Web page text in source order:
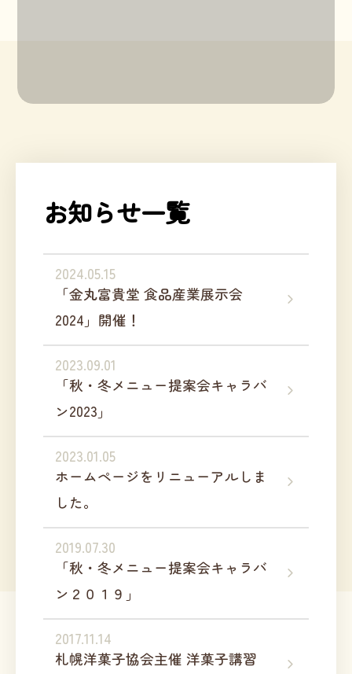
お知らせ一覧
2024.05.15
「金丸富貴堂 食品産業展示会
2024」開催！
2023.09.01
「秋・冬メニュー提案会キャラバ
ン2023」
2023.01.05
ホームページをリニューアルしま
した。
2019.07.30
「秋・冬メニュー提案会キャラバ
ン２０１９」
2017.11.14
札幌洋菓子協会主催 洋菓子講習